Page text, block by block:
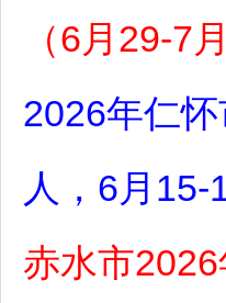
（6月29-7
2026年仁
人，6月15-
赤水市